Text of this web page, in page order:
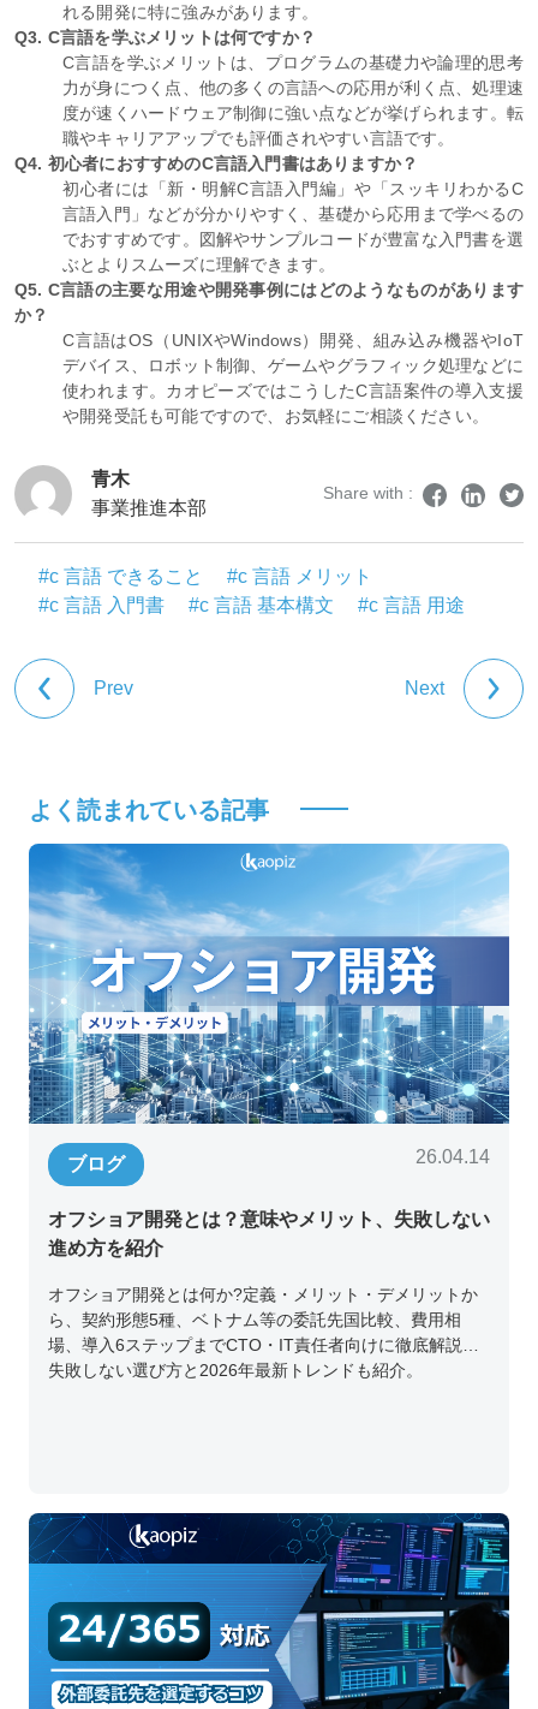
れる開発に特に強みがあります。
Q3. C言語を学ぶメリットは何ですか？
C言語を学ぶメリットは、プログラムの基礎力や論理的思考
力が身につく点、他の多くの言語への応用が利く点、処理速
度が速くハードウェア制御に強い点などが挙げられます。転
職やキャリアアップでも評価されやすい言語です。
Q4. 初心者におすすめのC言語入門書はありますか？
初心者には「新・明解C言語入門編」や「スッキリわかるC
言語入門」などが分かりやすく、基礎から応用まで学べるの
でおすすめです。図解やサンプルコードが豊富な入門書を選
ぶとよりスムーズに理解できます。
Q5. C言語の主要な用途や開発事例にはどのようなものがあります
か？
C言語はOS（UNIXやWindows）開発、組み込み機器やIoT
デバイス、ロボット制御、ゲームやグラフィック処理などに
使われます。カオピーズではこうしたC言語案件の導入支援
や開発受託も可能ですので、お気軽にご相談ください。
青木
事業推進本部
Share with :
#c 言語 できること
#c 言語 メリット
#c 言語 入門書
#c 言語 基本構文 #c 言語 用途
Prev Next
よく読まれている記事
ブログ 26.04.14
オフショア開発とは？意味やメリット、失敗しない
進め方を紹介
オフショア開発とは何か?定義・メリット・デメリットか
ら、契約形態5種、ベトナム等の委託先国比較、費用相
場、導入6ステップまでCTO・IT責任者向けに徹底解説。
失敗しない選び方と2026年最新トレンドも紹介。